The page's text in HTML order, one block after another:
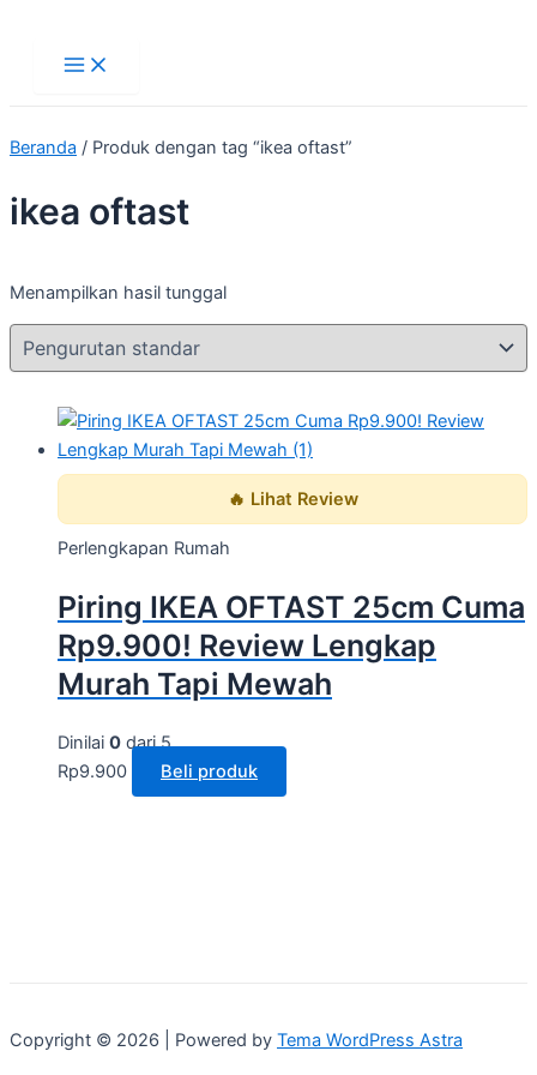
konten
Beranda / Produk dengan tag “ikea oftast”
ikea oftast
Menampilkan hasil tunggal
🔥 Lihat Review
Perlengkapan Rumah
Piring IKEA OFTAST 25cm Cuma
Rp9.900! Review Lengkap
Murah Tapi Mewah
Dinilai 0 dari 5
Rp9.900 Beli produk
Copyright © 2026 | Powered by Tema WordPress Astra